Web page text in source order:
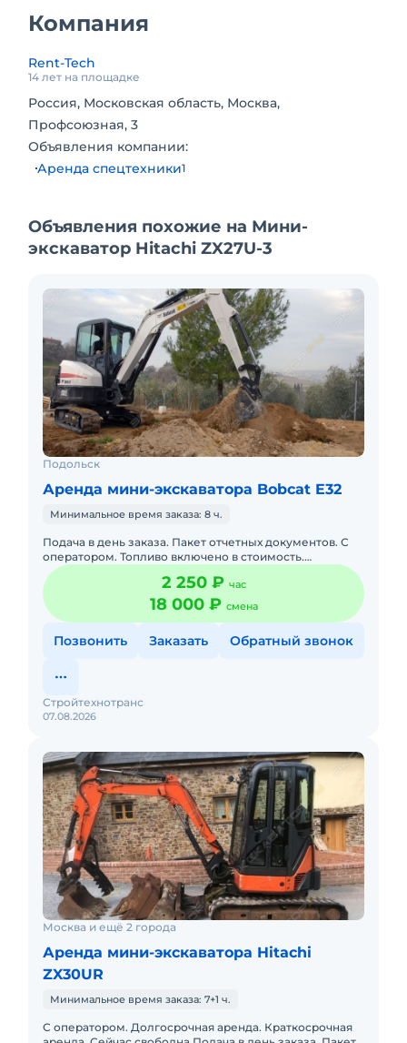
Компания
Rent-Tech
14 лет на площадке
Россия, Московская область, Москва,
Профсоюзная, 3
Объявления компании:
Аренда спецтехники1
Объявления похожие на Мини-
экскаватор Hitachi ZX27U-3
Подольск
Аренда мини-экскаватора Bobcat E32
Минимальное время заказа: 8 ч.
Подача в день заказа. Пакет отчетных документов. С
оператором. Топливо включено в стоимость.
Долгосрочная аренда. Краткосрочная аренда. Техника
с малой наработк
2 250 ₽ час
18 000 ₽ смена
Позвонить Заказать Обратный звонок
07.08.2026
Стройтехнотранс
Москва и ещё 2 города
Аренда мини-экскаватора Hitachi
ZX30UR
Минимальное время заказа: 7+1 ч.
С оператором. Долгосрочная аренда. Краткосрочная